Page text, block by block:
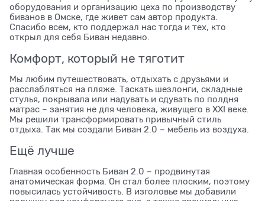
оборудования и организацию цеха по производству
биванов в Омске, где живет сам автор продукта.
Спасибо всем, кто поддержал нас тогда и тех, кто
открыл для себя Биван недавно.
Комфорт, который не тяготит
Мы любим путешествовать, отдыхать с друзьями и
расслабляться на пляже. Таскать шезлонги, складные
стулья, покрывала или надувать и сдувать по полдня
матраc – занятия не для человека, живущего в ХXI веке.
Мы решили трансформировать привычный стиль
отдыха. Так мы создали Биван 2.0 – мебель из воздуха.
Ещё лучше
Главная особенность Биван 2.0 – продвинутая
анатомическая форма. Он стал более плоским, поэтому
повысилась устойчивость. В изголовье мы добавили